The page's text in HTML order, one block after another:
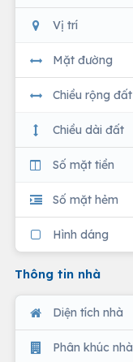
Vị trí
Mặt đường
Chiều rộng đất
Chiều dài đất
Số mặt tiền
Số mặt hẻm
Hình dáng
Thông tin nhà
Diện tích nhà
Phân khúc nhà